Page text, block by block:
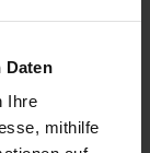
Daten
Ihre
mithilfe